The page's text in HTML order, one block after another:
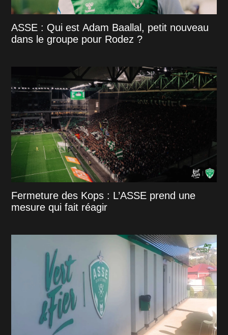
ASSE : Qui est Adam Baallal, petit nouveau
dans le groupe pour Rodez ?
Fermeture des Kops : L’ASSE prend une
mesure qui fait réagir